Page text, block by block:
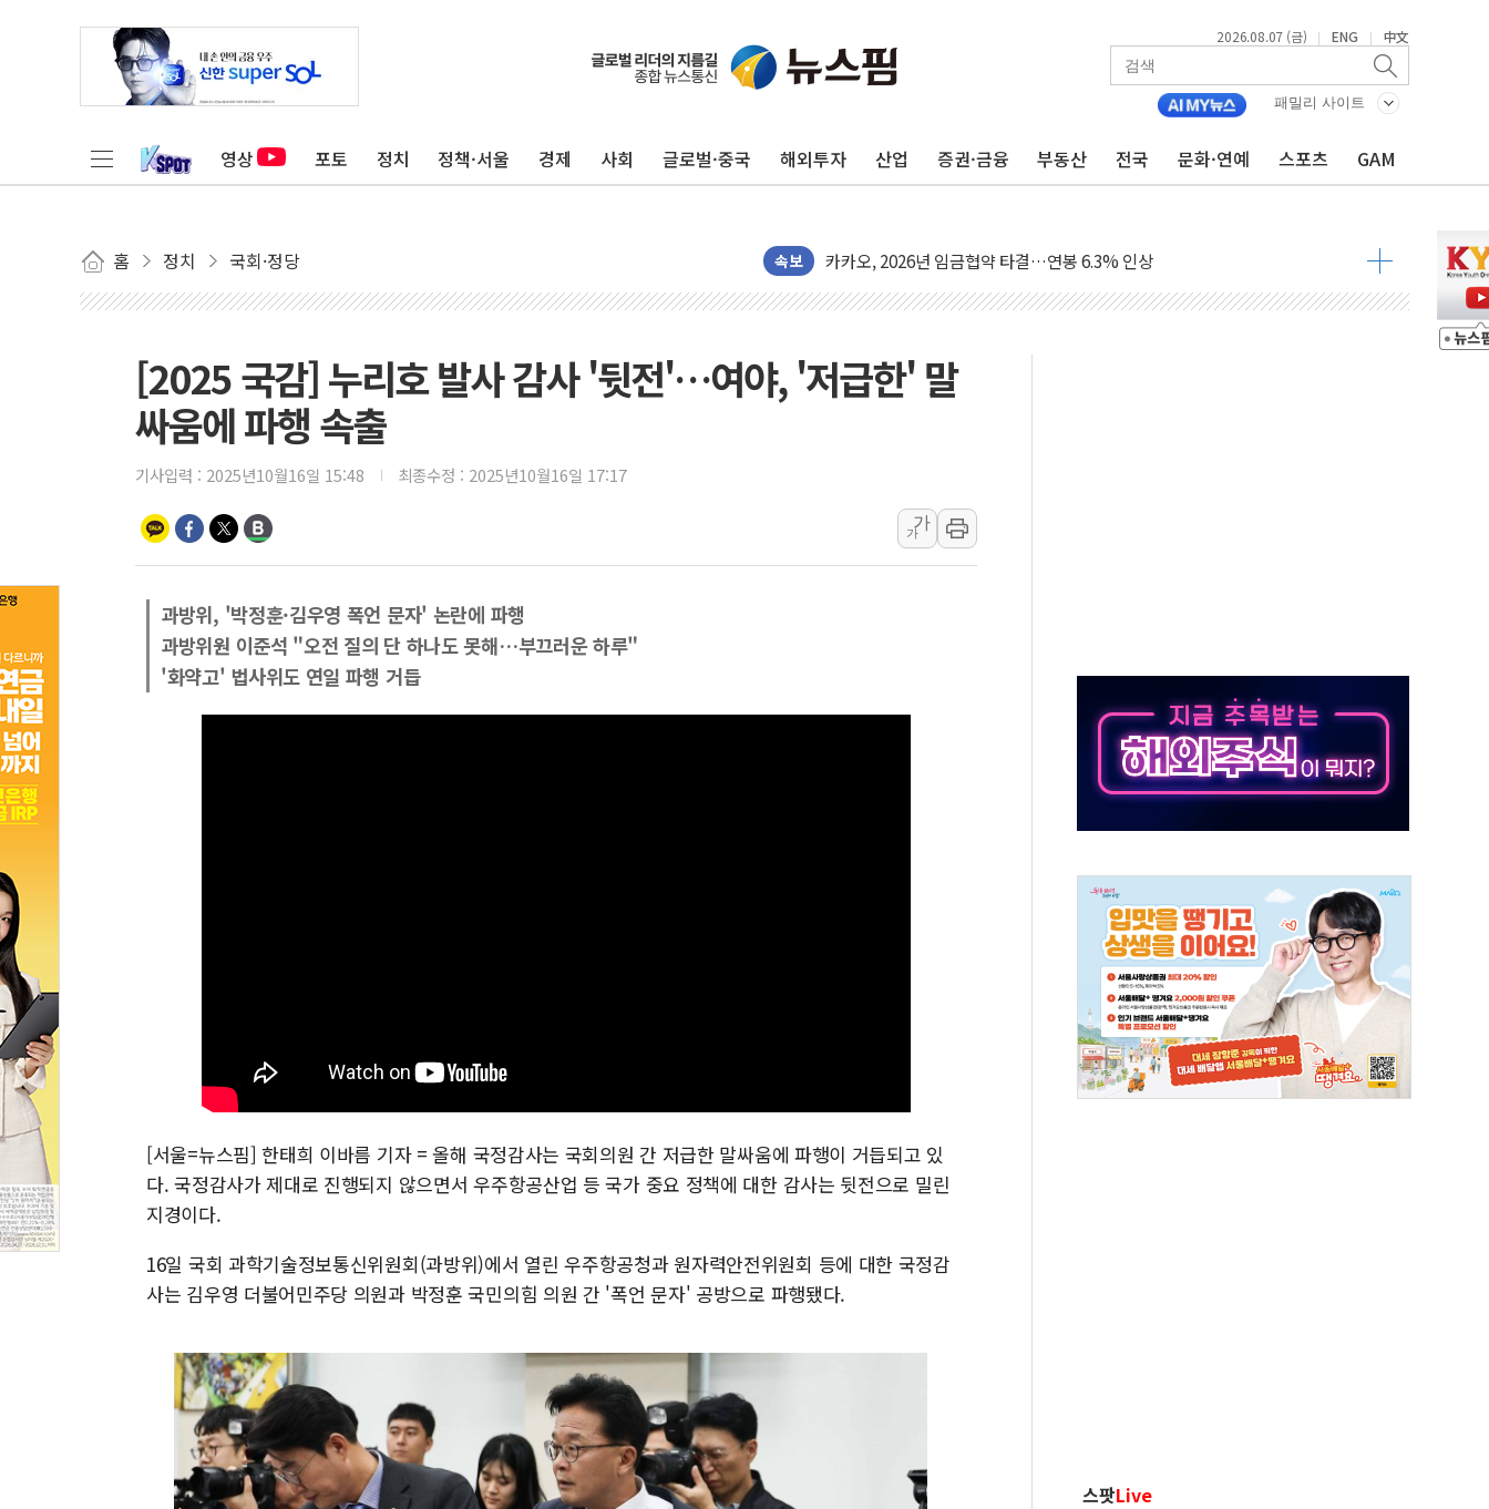
2026.08.07 (금) | ENG | 中文
패밀리 사이트
영상 포토 정치 정책·서울 경제 사회 글로벌·중국 해외투자 산업 증권·금융 부동산 전국 문화·연예 스포츠 GAM
홈 정치 국회·정당 속보
KDB생명 본입찰 3파전…한화·흥국·한투 참여
반도체공학회 "R&D직 주 52시간제 개선해야…기술격차 확대 막아야"
현대카드, 박재범·실리카겔 등 8~9월 공연 라인업 공개
[르포] 육군, 2031년까지 3개 보급단 '1등급 스마트 물류센터' 전환
깊이가 다른 글로벌 투자 정보 GAM - 맛보기편 (8/7)
"호남 없이 민주 당권 없다"...송영길·정청래·김민석, 호남 경선 앞두고 총력전
IPARK현대산업개발, 노원구 어르신에 삼계탕 배식 봉사
준공업지역 용적률 400% 적용하니…재건축보다 재개발 사업성 개선↑
한전, 한전기술지주 출범…에너지 유니콘기업 본격 육성
SK하이닉스, 용인·청주에 54조 투자…D램·낸드 동시 증설
[중국증시 마감] CPO∙PCB∙CRO가 이끈 '기술주 상승장'
[2025 국감] 누리호 발사 감사 '뒷전'…여야, '저급한' 말
싸움에 파행 속출
기사입력 : 2025년10월16일 15:48 최종수정 : 2025년10월16일 17:17
가
가
과방위, '박정훈·김우영 폭언 문자' 논란에 파행
과방위원 이준석 "오전 질의 단 하나도 못해…부끄러운 하루"
'화약고' 법사위도 연일 파행 거듭
[서울=뉴스핌] 한태희 이바름 기자 = 올해 국정감사는 국회의원 간 저급한 말싸움에 파행이 거듭되고 있
다. 국정감사가 제대로 진행되지 않으면서 우주항공산업 등 국가 중요 정책에 대한 감사는 뒷전으로 밀린
지경이다.
16일 국회 과학기술정보통신위원회(과방위)에서 열린 우주항공청과 원자력안전위원회 등에 대한 국정감
사는 김우영 더불어민주당 의원과 박정훈 국민의힘 의원 간 '폭언 문자' 공방으로 파행됐다.
스팟Live